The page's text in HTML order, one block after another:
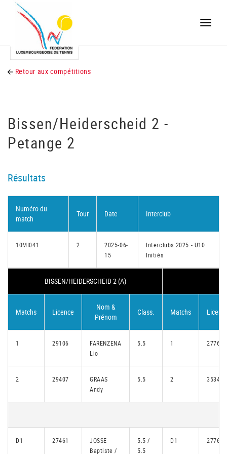
Toggle
Retour aux compétitions
Bissen/Heiderscheid 2 -
Petange 2
Résultats
Numéro du
match
Tour Date Interclub
10MI041 2
2025-06-
15
Interclubs 2025 - U10
Initiés
BISSEN/HEIDERSCHEID 2 (A)
Matchs Licence
Nom &
Prénom
Class. Matchs
1 29106
FARENZENA
Lio
5.5 1 27767
2 29407
GRAAS
Andy
5.5 2 35346
D1 27461
JOSSE
Baptiste /
5.5 /
5.5
D1 27767